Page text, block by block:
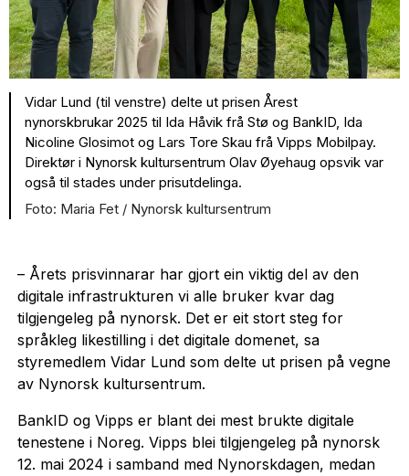
Vidar Lund (til venstre) delte ut prisen Årest
nynorskbrukar 2025 til Ida Håvik frå Stø og BankID, Ida
Nicoline Glosimot og Lars Tore Skau frå Vipps Mobilpay.
Direktør i Nynorsk kultursentrum Olav Øyehaug opsvik var
også til stades under prisutdelinga.
Maria Fet / Nynorsk kultursentrum
– Årets prisvinnarar har gjort ein viktig del av den
digitale infrastrukturen vi alle bruker kvar dag
tilgjengeleg på nynorsk. Det er eit stort steg for
språkleg likestilling i det digitale domenet, sa
styremedlem Vidar Lund som delte ut prisen på vegne
av Nynorsk kultursentrum.
BankID og Vipps er blant dei mest brukte digitale
tenestene i Noreg. Vipps blei tilgjengeleg på nynorsk
12. mai 2024 i samband med Nynorskdagen, medan